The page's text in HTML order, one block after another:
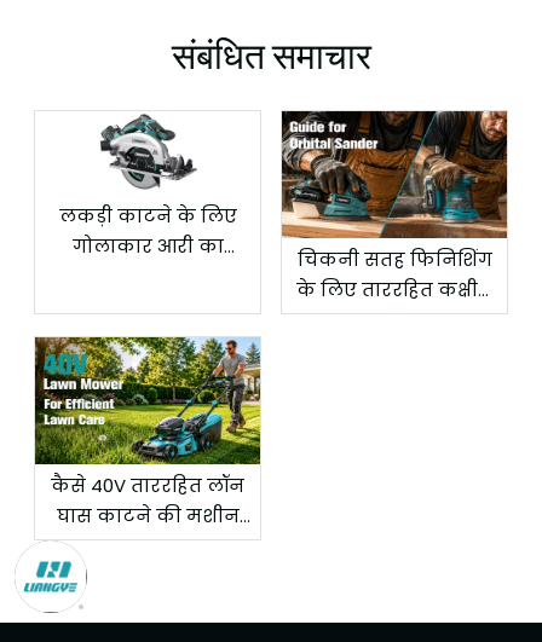
संबंधित समाचार
लकड़ी काटने के लिए
गोलाकार आरी का
चिकनी सतह फिनिशिंग
के लिए ताररहित कक्षीय
सैंडर गति सेटिंग्स
कैसे 40V ताररहित लॉन
घास काटने की मशीन
कुशल आवासीय लॉन
देखभाल का समर्थन